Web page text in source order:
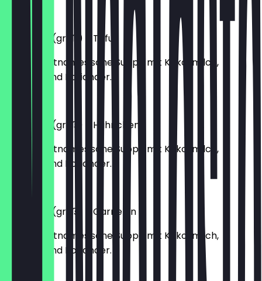
€5.20
Canh Dua (groß) - Tofu
Leichte vietnamesische Suppe mit Kokosmilch,
Gemüse und Koriander.
€10.90
Canh Dua (groß) - Hühnchen
Leichte vietnamesische Suppe mit Kokosmilch,
Gemüse und Koriander.
€12.90
Canh Dua (groß) - Garnelen
Leichte vietnamesische Suppe mit Kokosmilch,
Gemüse und Koriander.